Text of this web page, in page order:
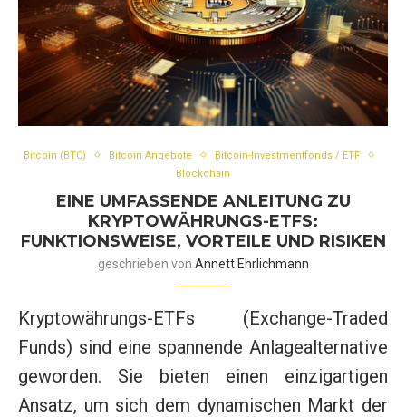
Bitcoin (BTC) Bitcoin Angebote
Bitcoin-Investmentfonds / ETF
Blockchain
EINE UMFASSENDE ANLEITUNG ZU
KRYPTOWÄHRUNGS-ETFS:
FUNKTIONSWEISE, VORTEILE UND RISIKEN
geschrieben von Annett Ehrlichmann
Kryptowährungs-ETFs (Exchange-Traded
Funds) sind eine spannende Anlagealternative
geworden. Sie bieten einen einzigartigen
Ansatz, um sich dem dynamischen Markt der